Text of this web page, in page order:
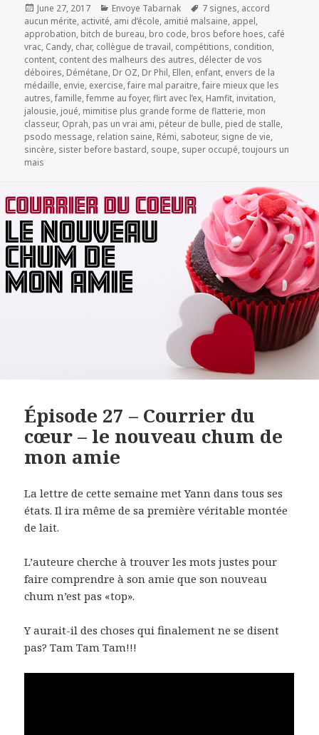
Posted
on
June 27, 2017 Categories
Envoye Tabarnak Tags
7 signes, accord
aucun mérite, activité, ami d’école, amitié malsaine, appel,
approbation, bitch de bureau, bro code, bros before hoes, café
vrac, Candy, char, collègue de travail, compétitions, condition,
content, content des malheurs des autres, délecter de vos
déboires, Démétane, Dr OZ, Dr Phil, Ellen, enfant, envers de la
médaille, envie, exercise,faire mal paraitre,faire mieux que les
autres,famille,femme au foyer,flirt avec l’ex, Hamfit, invitation,
jalousie, joué, mimitise plus grande forme de flatterie, mon
classeur, Oprah, pas un vrai ami, péteur de bulle, pied de stalle,
psodo message, relation saine, Rémi, saboteur, signe de vie,
sincère, sister before bastard, soupe, super occupé,toujours un
mais
Épisode 27 – Courrier du
cœur – le nouveau chum de
mon amie
La lettre de cette semaine met Yann dans tous ses
états. Il ira même de sa première véritable montée
de lait.
L’auteure cherche à trouver les mots justes pour
faire comprendre à son amie que son nouveau
chum n’est pas «top».
Y aurait-il des choses qui finalement ne se disent
pas? Tam Tam Tam!!!